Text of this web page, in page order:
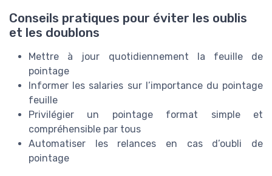
Conseils pratiques pour éviter les oublis
et les doublons
Mettre à jour quotidiennement la feuille de
pointage
Informer les salaries sur l’importance du pointage
feuille
Privilégier un pointage format simple et
compréhensible par tous
Automatiser les relances en cas d’oubli de
pointage